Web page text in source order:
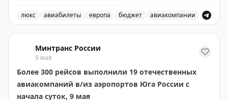
💥Напоминаю, что Airbus A350 с SWISS Senses пока
летают только в Бостон и Сеул. И дешевле 8к за RT -
просто бомбический.
Загвоздки? Во-первых,европейский сегмент
выполняется в экономе Edelweiss. Во-вторых, на
люкс авиабилеты европа бюджет авиакомпании
Минтранс России
9 мая
Более 300 рейсов выполнили 19 отечественных
авиакомпаний в/из аэропортов Юга России с
начала суток, 9 мая